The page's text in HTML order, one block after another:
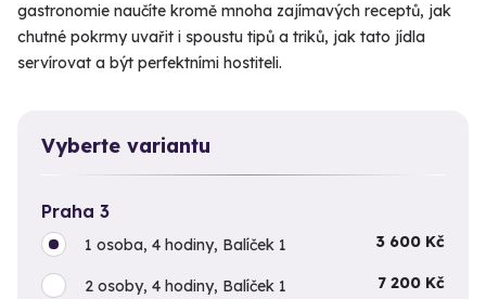
gastronomie naučíte kromě mnoha zajímavých receptů, jak
chutné pokrmy uvařit i spoustu tipů a triků, jak tato jídla
servírovat a být perfektními hostiteli.
Vyberte variantu
Praha 3
1 osoba, 4 hodiny, Balíček 1 3 600 Kč
2 osoby, 4 hodiny, Balíček 1 7 200 Kč